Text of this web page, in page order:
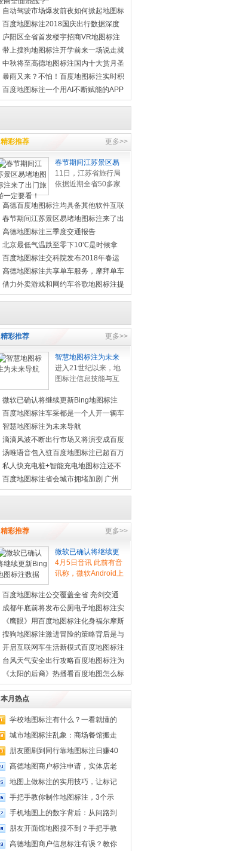
来获取自动驾驶能
力。除了传感器等硬
件，还需要一... .[[查
看全文]
自动驾驶市场爆发前夜如何掀起地图标
注供应
百度地图标注2018国庆出行数据深度
解析国民
庐阳区全省首发楼宇招商VR地图标注
带上搜狗地图标注开学前来一场说走就
走的亲
中秋将至高德地图标注国内十大赏月圣
地！
暴雨又来？不怕！百度地图标注实时积
水点标
百度地图标注一个用AI不断赋能的APP
有多善
精彩推荐 更多>>
春节期间江苏景区易
11日，江苏省旅行局
依据近期全省50多家
行舒适度指数发布计
算数据，发布全省景
区易堵地... .[
文]]
高德百度地图标注均具备其他软件互联
功能
春节期间江苏景区易堵地图标注来了出
门旅游
高德地图标注三季度交通报告
北京最低气温跌至零下10℃是时候拿
出百度地
百度地图标注交科院发布2018年春运
出行预测
高德地图标注共享单车服务，摩拜单车
已全面
借力外卖游戏和网约车谷歌地图标注提
出变现
精彩推荐 更多>>
智慧地图标注为未来
进入21世纪以来，地
图标注信息技能与互
算、人工智能等深度
交融，催生了新产
品、新效劳、... .[
看全文]]
微软已确认将继续更新Bing地图标注
数据
百度地图标注车采都是一个人开一辆车
作业区
智慧地图标注为未来导航
滴滴风波不断出行市场又将演变成百度
地图标
汤唯语音包入驻百度地图标注已超百万
人和女
私人快充电桩+智能充电地图标注还不
够还提
百度地图标注省会城市拥堵加剧 广州
大连“
精彩推荐 更多>>
微软已确认将继续更
4月5日音讯 此前有音
讯称，微软Android上
用户转投Google地
图，好像预示着必应
地图开端被... .[ [查看
全文]
百度地图标注公交覆盖全省 亮剑交通
大数据
成都年底前将发布公厕电子地图标注实
现公厕
《鹰眼》用百度地图标注化身福尔摩斯
AI神还
搜狗地图标注激进冒险的策略背后是与
百度高
开启互联网车生活新模式百度地图标注
太平洋
台风天气安全出行攻略百度地图标注为
你保驾
《太阳的后裔》热播看百度地图怎么标
记韩国
本月热点
学校地图标注有什么？一看就懂的
城市地图标注乱象：商场餐馆搬走
朋友圈刷到同行靠地图标注日赚40
高德地图商户标注申请，实体店老
地图上做标注的实用技巧，让标记
手把手教你制作地图标注，3个示
手机地图上的数字背后：从问路到
朋友开面馆地图搜不到？手把手教
高德地图商户信息标注有误？教你